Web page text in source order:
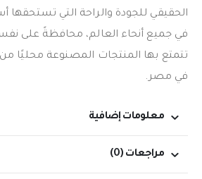
الحقيقي للجودة والراحة التي تستحقها
في جميع أنحاء العالم، محافظةً على نفس
تتمتع بها المنتجات المصنوعة محليًا
في مصر.
معلومات إضافية
مراجعات (0)